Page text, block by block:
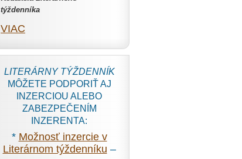
týždenníka
VIAC
LITERÁRNY TÝŽDENNÍK
MÔŽETE PODPORIŤ AJ
INZERCIOU ALEBO
ZABEZPEČENÍM
INZERENTA:
* Možnosť inzercie v
Literárnom týždenníku –